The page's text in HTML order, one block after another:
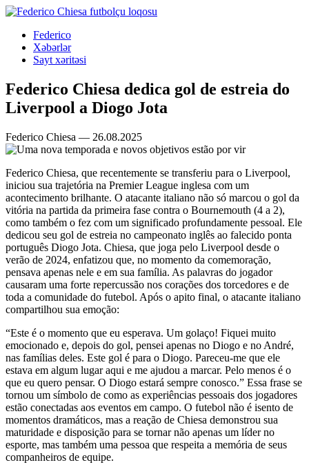
Federico
Xəbərlər
Sayt xəritəsi
Federico Chiesa dedica gol de estreia do
Liverpool a Diogo Jota
Federico Chiesa — 26.08.2025
Federico Chiesa, que recentemente se transferiu para o Liverpool,
iniciou sua trajetória na Premier League inglesa com um
acontecimento brilhante. O atacante italiano não só marcou o gol da
vitória na partida da primeira fase contra o Bournemouth (4 a 2),
como também o fez com um significado profundamente pessoal. Ele
dedicou seu gol de estreia no campeonato inglês ao falecido ponta
português Diogo Jota. Chiesa, que joga pelo Liverpool desde o
verão de 2024, enfatizou que, no momento da comemoração,
pensava apenas nele e em sua família. As palavras do jogador
causaram uma forte repercussão nos corações dos torcedores e de
toda a comunidade do futebol. Após o apito final, o atacante italiano
compartilhou sua emoção:
“Este é o momento que eu esperava. Um golaço! Fiquei muito
emocionado e, depois do gol, pensei apenas no Diogo e no André,
nas famílias deles. Este gol é para o Diogo. Pareceu-me que ele
estava em algum lugar aqui e me ajudou a marcar. Pelo menos é o
que eu quero pensar. O Diogo estará sempre conosco.” Essa frase se
tornou um símbolo de como as experiências pessoais dos jogadores
estão conectadas aos eventos em campo. O futebol não é isento de
momentos dramáticos, mas a reação de Chiesa demonstrou sua
maturidade e disposição para se tornar não apenas um líder no
esporte, mas também uma pessoa que respeita a memória de seus
companheiros de equipe.